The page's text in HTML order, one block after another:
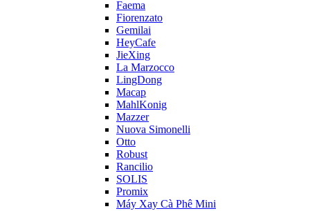
Faema
Fiorenzato
Gemilai
HeyCafe
JieXing
La Marzocco
LingDong
Macap
MahlKonig
Mazzer
Nuova Simonelli
Otto
Robust
Rancilio
SOLIS
Promix
Máy Xay Cà Phê Mini